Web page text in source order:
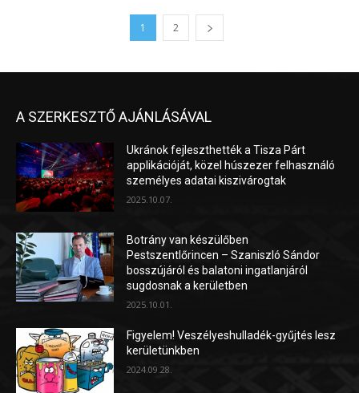
1 2
A SZERKESZTŐ AJÁNLÁSÁVAL
Ukránok fejleszthették a Tisza Párt
applikációját, közel húszezer felhasználó
személyes adatai kiszivárogtak
2025.10.07.
Botrány van készülőben
Pestszentlőrincen – Szaniszló Sándor
bosszújáról és balatoni ingatlanjáról
sugdosnak a kerületben
2025.10.01.
Figyelem! Veszélyeshulladék-gyűjtés lesz
kerületünkben
2024.09.28.